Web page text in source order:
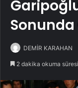
DEMİR KARAHAN
2 dakika okuma süresi